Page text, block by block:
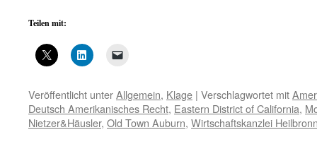
Teilen mit:
Veröffentlicht unterAllgemein, Klage | Verschlagwortet mit
Deutsch Amerikanisches Recht, Eastern District of California,
Nietzer&Häusler, Old Town Auburn, Wirtschaftskanzlei